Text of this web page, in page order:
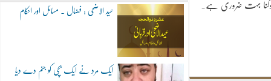
عید الاضحی : فضال ۔ مسائل اور احکام
ایک مرد نے ایک بچی کو جنم دے دیا
بہت ضروری ہے۔